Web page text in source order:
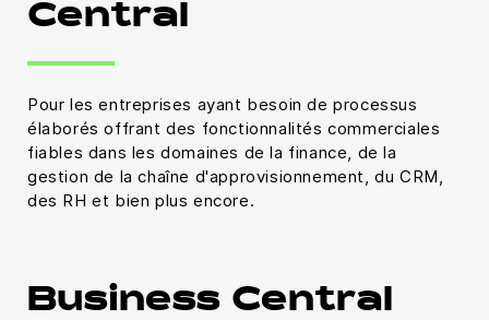
Central
Pour les entreprises ayant besoin de processus
élaborés offrant des fonctionnalités commerciales
fiables dans les domaines de la finance, de la
gestion de la chaîne d'approvisionnement, du CRM,
des RH et bien plus encore.
Business Central